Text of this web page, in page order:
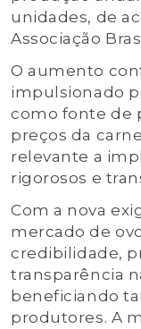
unidades, de
Associação
O aumento
impulsionado
como fonte de
preços da
relevante a
rigorosos e
Com a nova
mercado de
credibilidade,
transparência
beneficiando
produtores. A